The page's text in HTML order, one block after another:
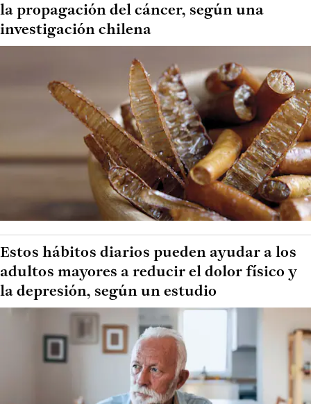
la propagación del cáncer, según una
investigación chilena
Estos hábitos diarios pueden ayudar a los
adultos mayores a reducir el dolor físico y
la depresión, según un estudio